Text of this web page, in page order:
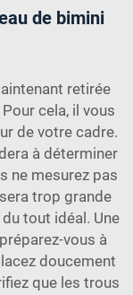
de bimini
retirée
cela, il vous
de votre cadre.
à déterminer
ne mesurez pas
trop grande
tout idéal. Une
vous à
doucement
que les trous